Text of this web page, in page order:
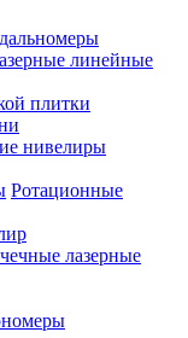
линейные
плитки
нивелиры
Ротационные
лазерные